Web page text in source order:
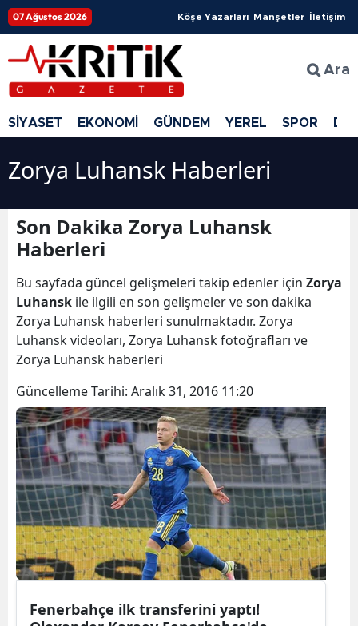
07 Ağustos 2026 Köşe Yazarları Manşetler İletişim
Ara
SİYASET EKONOMİ GÜNDEM YEREL SPOR
Zorya Luhansk Haberleri
Son Dakika Zorya Luhansk
Haberleri
Bu sayfada güncel gelişmeleri takip edenler için Zorya
Luhansk ile ilgili en son gelişmeler ve son dakika
Zorya Luhansk haberleri sunulmaktadır. Zorya
Luhansk videoları, Zorya Luhansk fotoğrafları ve
Zorya Luhansk haberleri
Güncelleme Tarihi: Aralık 31, 2016 11:20
Fenerbahçe ilk transferini yaptı!